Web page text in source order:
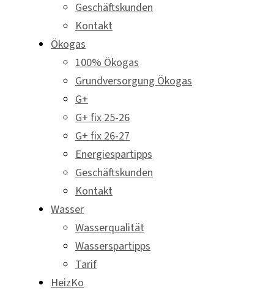
Geschäftskunden
Kontakt
Ökogas
100% Ökogas
Grundversorgung Ökogas
G+
G+ fix 25-26
G+ fix 26-27
Energiespartipps
Geschäftskunden
Kontakt
Wasser
Wasserqualität
Wasserspartipps
Tarif
HeizKo